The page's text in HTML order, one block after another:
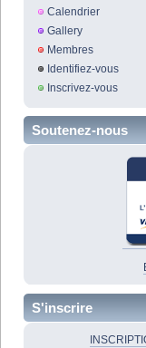
Calendrier
Gallery
Membres
Identifiez-vous
Inscrivez-vous
Soutenez-nous
S'inscrire